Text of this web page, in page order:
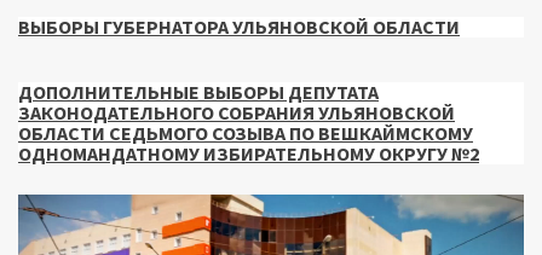
ВЫБОРЫ ГУБЕРНАТОРА УЛЬЯНОВСКОЙ ОБЛАСТИ
ДОПОЛНИТЕЛЬНЫЕ ВЫБОРЫ ДЕПУТАТА
ЗАКОНОДАТЕЛЬНОГО СОБРАНИЯ УЛЬЯНОВСКОЙ
ОБЛАСТИ СЕДЬМОГО СОЗЫВА ПО ВЕШКАЙМСКОМУ
ОДНОМАНДАТНОМУ ИЗБИРАТЕЛЬНОМУ ОКРУГУ №2